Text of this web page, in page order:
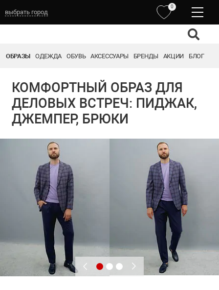
выбрать город
0
ОБРАЗЫ ОДЕЖДА ОБУВЬ АКСЕССУАРЫ БРЕНДЫ АКЦИИ БЛОГ
КОМФОРТНЫЙ ОБРАЗ ДЛЯ
ДЕЛОВЫХ ВСТРЕЧ: ПИДЖАК,
ДЖЕМПЕР, БРЮКИ